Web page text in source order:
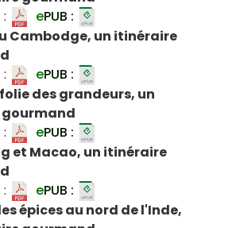
: ePUB :
Cambodge, un itinéraire
: ePUB :
des grandeurs, un
: ePUB :
et Macao, un itinéraire
: ePUB :
épices au nord de l'Inde,